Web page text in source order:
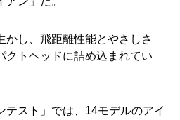
かし、飛距離性能とやさしさ
クトヘッドに詰め込まれてい
テスト」では、14モデルのアイ